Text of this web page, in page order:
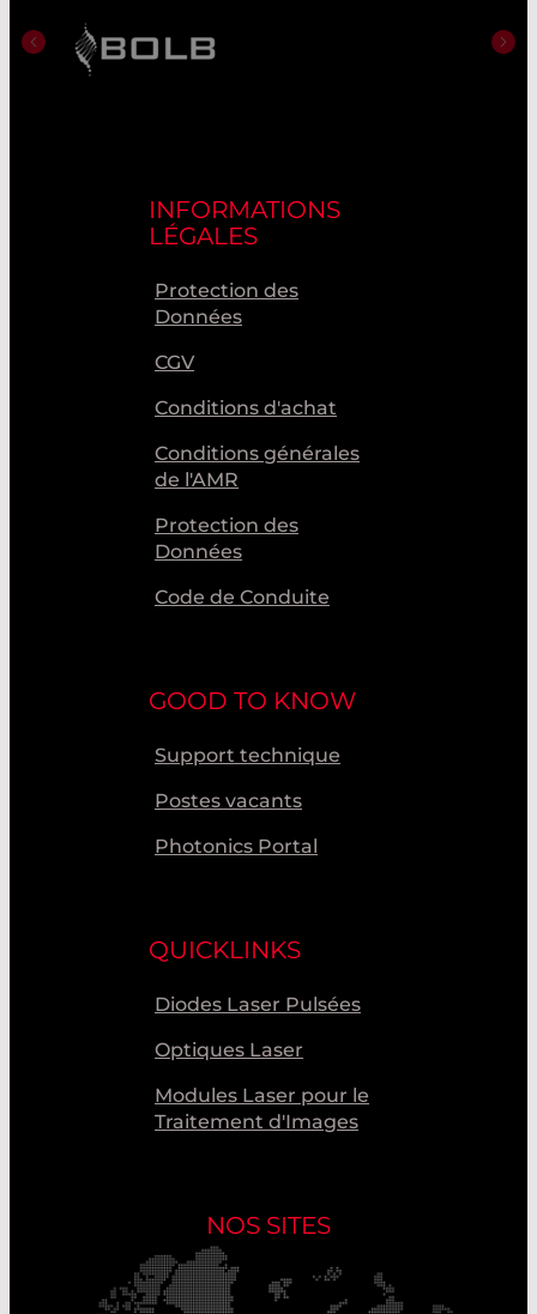
INFORMATIONS
LÉGALES
Protection des
Données
CGV
Conditions d'achat
Conditions générales
de l'AMR
Protection des
Données
Code de Conduite
GOOD TO KNOW
Support technique
Postes vacants
Photonics Portal
QUICKLINKS
Diodes Laser Pulsées
Optiques Laser
Modules Laser pour le
Traitement d'Images
NOS SITES